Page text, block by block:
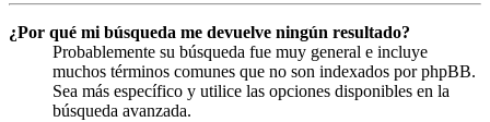
¿Por qué mi búsqueda me devuelve ningún resultado?
Probablemente su búsqueda fue muy general e incluye
muchos términos comunes que no son indexados por phpBB.
Sea más específico y utilice las opciones disponibles en la
búsqueda avanzada.